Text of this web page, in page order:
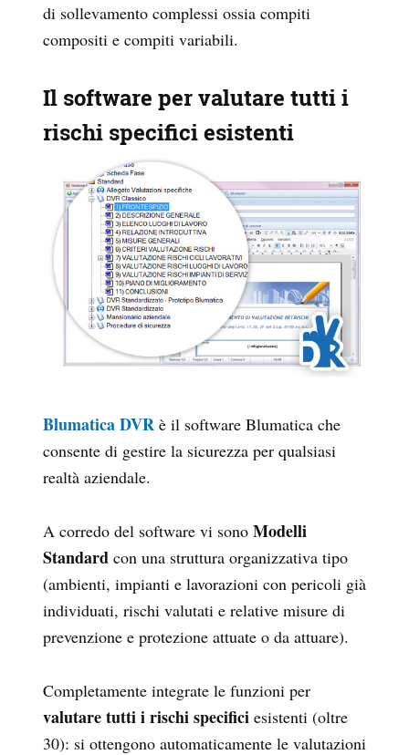
di sollevamento complessi ossia compiti
compositi e compiti variabili.
Il software per valutare tutti i
rischi specifici esistenti
Blumatica DVR è il software Blumatica che
consente di gestire la sicurezza per qualsiasi
realtà aziendale.
A corredo del software vi sono Modelli
Standard con una struttura organizzativa tipo
(ambienti, impianti e lavorazioni con pericoli già
individuati, rischi valutati e relative misure di
prevenzione e protezione attuate o da attuare).
Completamente integrate le funzioni per
valutare tutti i rischi specifici esistenti (oltre
30): si ottengono automaticamente le valutazioni